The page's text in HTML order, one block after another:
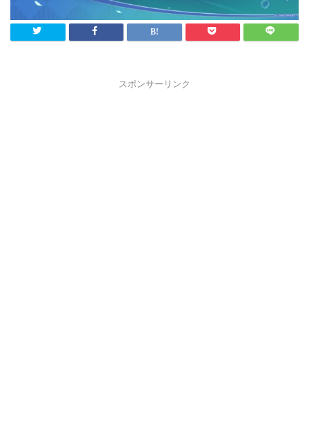
スポンサーリンク